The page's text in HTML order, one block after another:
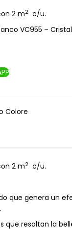
2 m2 c/u.
VC955 –
Colore
2 m2 c/u.
que genera un
que resaltan la